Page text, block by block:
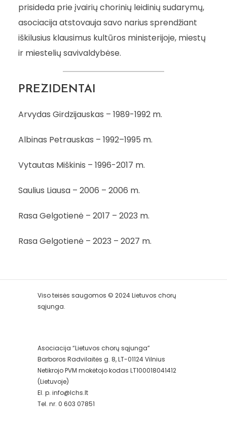
prisideda prie įvairių chorinių leidinių sudarymų,
asociacija atstovauja savo narius sprendžiant
iškilusius klausimus kultūros ministerijoje, miestų
ir miestelių savivaldybėse.
PREZIDENTAI
Arvydas Girdzijauskas – 1989-1992 m.
Albinas Petrauskas – 1992–1995 m.
Vytautas Miškinis – 1996-2017 m.
Saulius Liausa – 2006 – 2006 m.
Rasa Gelgotienė – 2017 – 2023 m.
Rasa Gelgotienė – 2023 – 2027 m.
Viso teisės saugomos © 2024 Lietuvos chorų
sąjunga.
Asociacija “Lietuvos chorų sąjunga”
Barboros Radvilaitės g. 8, LT-01124 Vilnius
Netikrojo PVM mokėtojo kodas LT100018041412
(Lietuvoje)
El. p. info@lchs.lt
Tel. nr. 0 603 07851